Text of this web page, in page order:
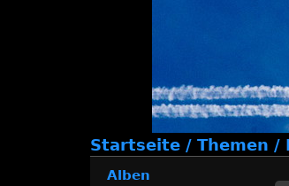
Startseite / Themen /
Alben